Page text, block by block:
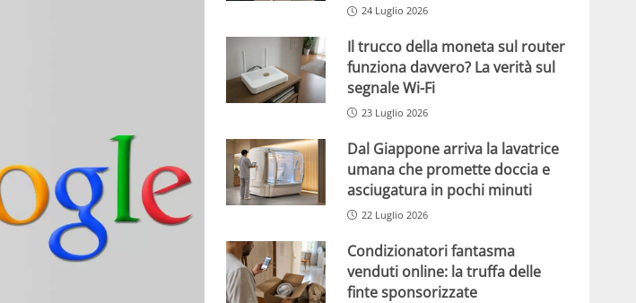
24 Luglio 2026
Il trucco della moneta sul router
funziona davvero? La verità sul
segnale Wi-Fi
23 Luglio 2026
Dal Giappone arriva la lavatrice
umana che promette doccia e
asciugatura in pochi minuti
22 Luglio 2026
Condizionatori fantasma
venduti online: la truffa delle
finte sponsorizzate